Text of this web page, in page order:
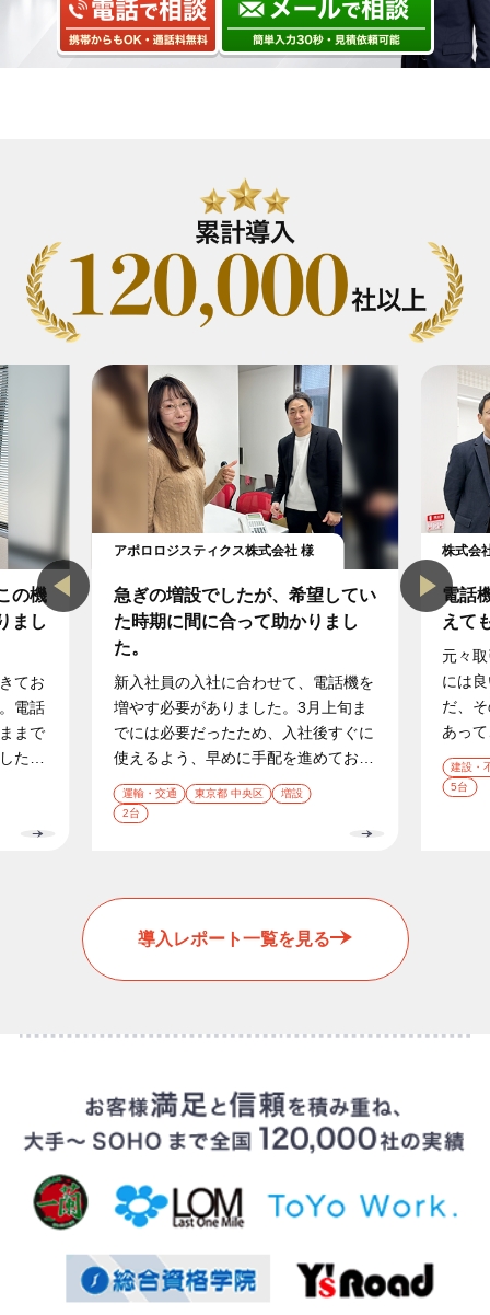
ポ
ー
ト
の機
まし
てお
電話
まで
たい
アポロロジスティクス株式会社 様
急ぎの増設でしたが、希望してい
た時期に間に合って助かりまし
た。
新入社員の入社に合わせて、電話機を
増やす必要がありました。3月上旬ま
でには必要だったため、入社後すぐに
使えるよう、早めに手配を進めておき
たい状況でした。新しく入る方が業務
を始めるタイミングで困らないよう、
業
種
運輸・交通
所東京都 中央区
導増設
導2台
株式会
電話
えて
元々
には
だ、
あっ
にな
機や
業
種
建設・
導5台
導入レポート一覧を見る